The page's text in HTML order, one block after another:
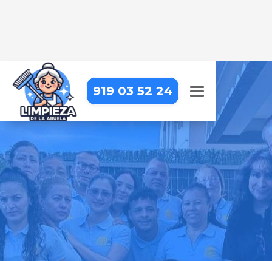
919 03 52 24
LIMPIEZA DE OFICINAS EN
MADRID – SAN BLAS-
CANILLEJAS – HELLÍN
Trabajar en una oficina impecable
hace la diferencia. Nosotros lo
hacemos posible